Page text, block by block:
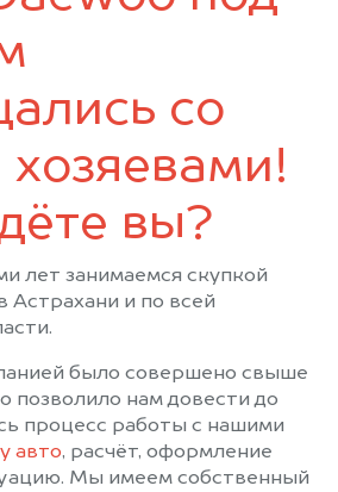
со
вы?
лет занимаемся скупкой
Астрахани и по всей
было совершено свыше
позволило нам довести до
процесс работы с нашими
авто, расчёт, оформление
Мы имеем собственный